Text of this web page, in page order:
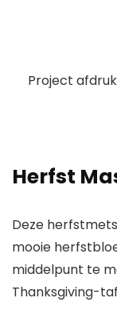
Project
Herfst
Deze
mooie
middelpunt te
Thanksgiving-